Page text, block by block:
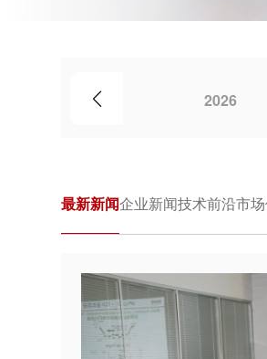
2026
最新新闻企业新闻技术前沿市